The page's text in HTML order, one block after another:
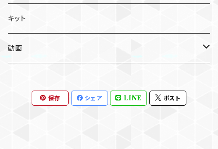
個別
セット
ライセンス版
個別
個人利用版
個別
ライセンス版
キット
動画
ライセンス版
保存 シェア LINE ポスト